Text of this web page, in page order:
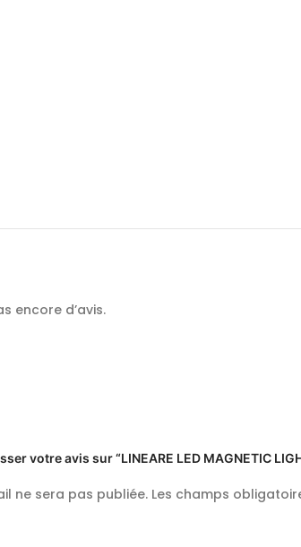
encore d’avis.
votre avis sur “LINEARE LED MAGNETIC
ne sera pas publiée. Les champs